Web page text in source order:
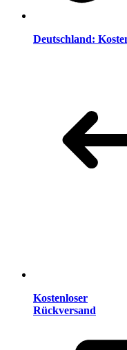
Deutschland:
Kostenloser
Rückversand